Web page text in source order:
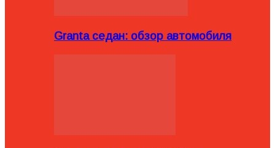
Granta седан: обзор автомобиля